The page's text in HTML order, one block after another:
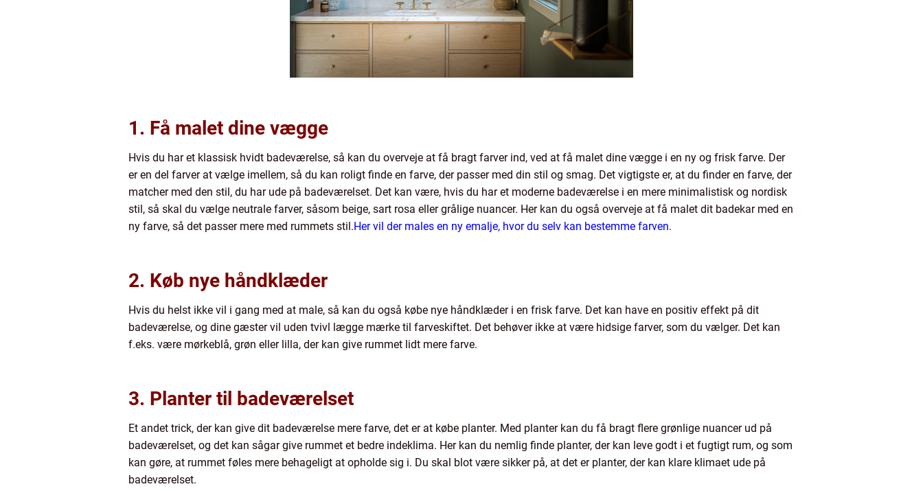
1. Få malet dine vægge
Hvis du har et klassisk hvidt badeværelse, så kan du overveje at få bragt farver ind, ved at få malet dine vægge i en ny og frisk farve. Der
er en del farver at vælge imellem, så du kan roligt finde en farve, der passer med din stil og smag. Det vigtigste er, at du finder en farve, der
matcher med den stil, du har ude på badeværelset. Det kan være, hvis du har et moderne badeværelse i en mere minimalistisk og nordisk
stil, så skal du vælge neutrale farver, såsom beige, sart rosa eller grålige nuancer. Her kan du også overveje at få malet dit badekar med en
ny farve, så det passer mere med rummets stil.Her vil der males en ny emalje, hvor du selv kan bestemme farven.
2. Køb nye håndklæder
Hvis du helst ikke vil i gang med at male, så kan du også købe nye håndklæder i en frisk farve. Det kan have en positiv effekt på dit
badeværelse, og dine gæster vil uden tvivl lægge mærke til farveskiftet. Det behøver ikke at være hidsige farver, som du vælger. Det kan
f.eks. være mørkeblå, grøn eller lilla, der kan give rummet lidt mere farve.
3. Planter til badeværelset
Et andet trick, der kan give dit badeværelse mere farve, det er at købe planter. Med planter kan du få bragt flere grønlige nuancer ud på
badeværelset, og det kan sågar give rummet et bedre indeklima. Her kan du nemlig finde planter, der kan leve godt i et fugtigt rum, og som
kan gøre, at rummet føles mere behageligt at opholde sig i. Du skal blot være sikker på, at det er planter, der kan klare klimaet ude på
badeværelset.